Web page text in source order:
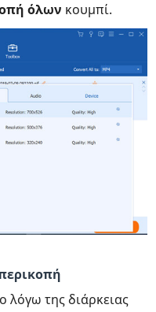
όλων κουμπί.
λόγω της διάρκειας